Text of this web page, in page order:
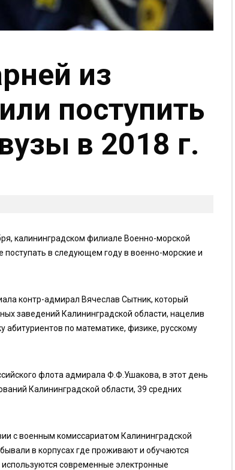
из
поступить
в 2018 г.
калининградском филиале Военно-морской
в следующем году в военно-морские и
контр-адмирал Вячеслав Сытник, который
заведений Калининградской области, нацелив
по математике, физике, русскому
флота адмирала Ф.Ф.Ушакова, в этот день
Калининградской области, 39 средних
с военным комиссариатом Калининградской
в корпусах где проживают и обучаются
современные электронные